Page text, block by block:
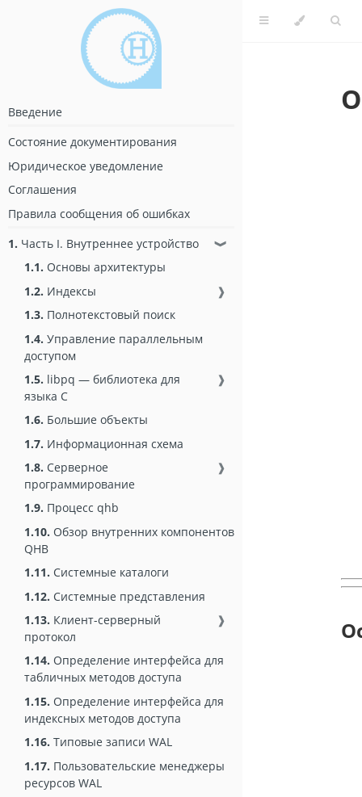
Введение
Состояние документирования
Юридическое уведомление
Соглашения
Правила сообщения об ошибках
1. Часть I. Внутреннее устройство ❱
1.1. Основы архитектуры
1.2. Индексы
❱
1.3. Полнотекстовый поиск
1.4. Управление параллельным
доступом
1.5. libpq — библиотека для
языка C
❱
1.6. Большие объекты
1.7. Информационная схема
1.8. Серверное
программирование
❱
1.9. Процесс qhb
1.10. Обзор внутренних компонентов
QHB
1.11. Системные каталоги
1.12. Системные представления
1.13. Клиент-серверный
протокол
❱
1.14. Определение интерфейса для
табличных методов доступа
1.15. Определение интерфейса для
индексных методов доступа
1.16. Типовые записи WAL
1.17. Пользовательские менеджеры
ресурсов WAL